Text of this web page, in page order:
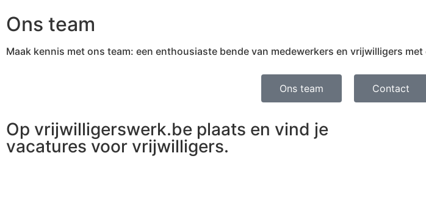
Ons team
Maak kennis met ons team: een enthousiaste bende van medewerkers en vrijwilligers
Ons team Contact
Op vrijwilligerswerk.be plaats en vind je
vacatures voor vrijwilligers.